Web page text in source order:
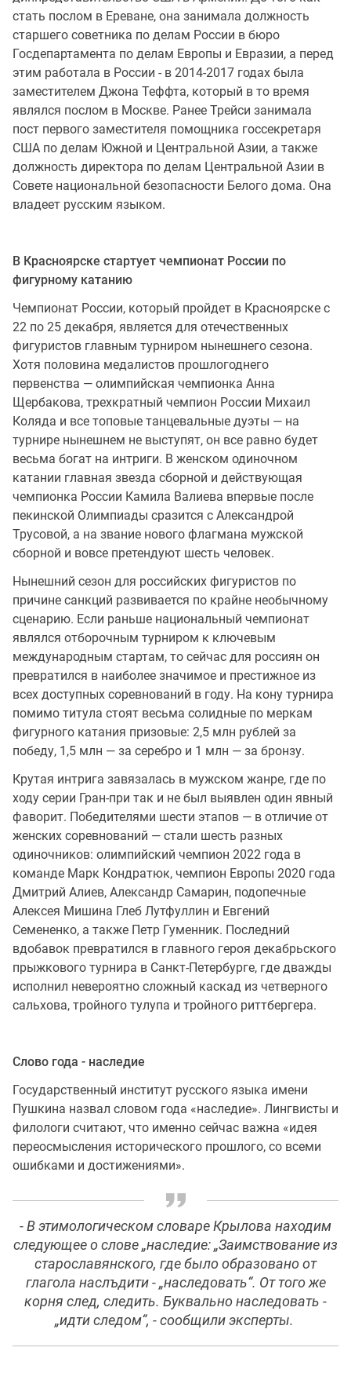
стать послом в Ереване, она занимала должность
старшего советника по делам России в бюро
Госдепартамента по делам Европы и Евразии, а перед
этим работала в России - в 2014-2017 годах была
заместителем Джона Теффта, который в то время
являлся послом в Москве. Ранее Трейси занимала
пост первого заместителя помощника госсекретаря
США по делам Южной и Центральной Азии, а также
должность директора по делам Центральной Азии в
Совете национальной безопасности Белого дома. Она
владеет русским языком.
В Красноярске стартует чемпионат России по
фигурному катанию
Чемпионат России, который пройдет в Красноярске с
22 по 25 декабря, является для отечественных
фигуристов главным турниром нынешнего сезона.
Хотя половина медалистов прошлогоднего
первенства — олимпийская чемпионка Анна
Щербакова, трехкратный чемпион России Михаил
Коляда и все топовые танцевальные дуэты — на
турнире нынешнем не выступят, он все равно будет
весьма богат на интриги. В женском одиночном
катании главная звезда сборной и действующая
чемпионка России Камила Валиева впервые после
пекинской Олимпиады сразится с Александрой
Трусовой, а на звание нового флагмана мужской
сборной и вовсе претендуют шесть человек.
Нынешний сезон для российских фигуристов по
причине санкций развивается по крайне необычному
сценарию. Если раньше национальный чемпионат
являлся отборочным турниром к ключевым
международным стартам, то сейчас для россиян он
превратился в наиболее значимое и престижное из
всех доступных соревнований в году. На кону турнира
помимо титула стоят весьма солидные по меркам
фигурного катания призовые: 2,5 млн рублей за
победу, 1,5 млн — за серебро и 1 млн — за бронзу.
Крутая интрига завязалась в мужском жанре, где по
ходу серии Гран-при так и не был выявлен один явный
фаворит. Победителями шести этапов — в отличие от
женских соревнований — стали шесть разных
одиночников: олимпийский чемпион 2022 года в
команде Марк Кондратюк, чемпион Европы 2020 года
Дмитрий Алиев, Александр Самарин, подопечные
Алексея Мишина Глеб Лутфуллин и Евгений
Семененко, а также Петр Гуменник. Последний
вдобавок превратился в главного героя декабрьского
прыжкового турнира в Санкт-Петербурге, где дважды
исполнил невероятно сложный каскад из четверного
сальхова, тройного тулупа и тройного риттбергера.
Слово года - наследие
Государственный институт русского языка имени
Пушкина назвал словом года «наследие». Лингвисты и
филологи считают, что именно сейчас важна «идея
переосмысления исторического прошлого, со всеми
ошибками и достижениями».
- В этимологическом словаре Крылова находим
следующее о слове „наследие: „Заимствование из
старославянского, где было образовано от
глагола наслъдити - „наследовать“. От того же
корня след, следить. Буквально наследовать -
„идти следом“, - сообщили эксперты.